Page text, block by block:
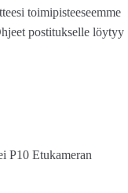
toimipisteeseemme
postitukselle löytyy
P10 Etukameran